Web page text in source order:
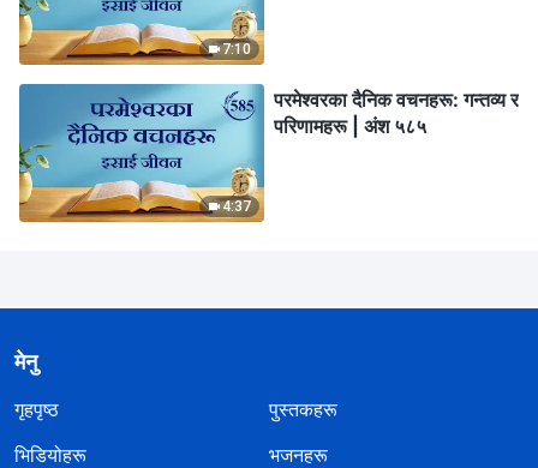
7:10
4:37
परमेश्‍वरका दैनिक वचनहरू: गन्तव्य र
परिणामहरू | अंश ५८५
मेनु
गृहपृष्ठ
पुस्तकहरू
भिडियोहरू
भजनहरू